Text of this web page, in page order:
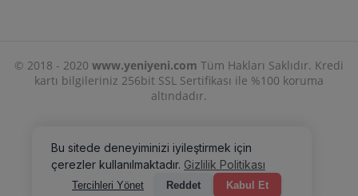
© 2018 - 2020 www.yeniyeni.com Tüm Hakları Saklıdır. Kredi
kartı bilgileriniz 256bit SSL Sertifikası ile %100 koruma
altındadır.